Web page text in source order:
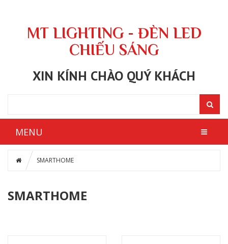
MT LIGHTING - ĐÈN LED
CHIẾU SÁNG
XIN KÍNH CHÀO QUÝ KHÁCH
MENU
SMARTHOME
SMARTHOME